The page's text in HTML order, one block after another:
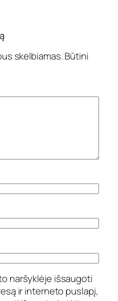
skelbiamas.Būtini
naršyklėje išsaugoti
ir interneto puslapį,